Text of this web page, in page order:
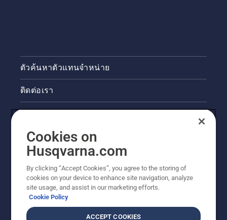
ตัวค้นหาตัวแทนจำหน่าย
ติดต่อเรา
ข่าวสารและกิจกรรม
ข้อมูลผลิตภัณฑ์ทางกฎหมาย
ไซต์ฮุสวาน่าอื่นๆ
Cookies on
Husqvarna.com
By clicking “Accept Cookies”, you agree to the storing of
cookies on your device to enhance site navigation, analyze
site usage, and assist in our marketing efforts.
Cookie Policy
ACCEPT COOKIES